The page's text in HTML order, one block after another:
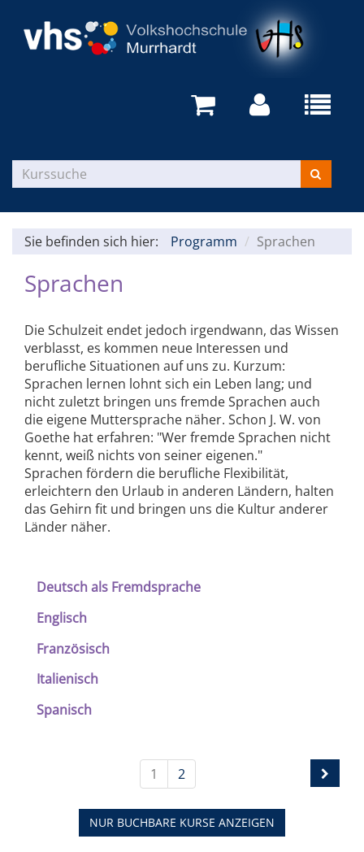
Sie befinden sich hier: Programm Sprachen
Sprachen
Die Schulzeit endet jedoch irgendwann, das Wissen
verblasst, es kommen neue Interessen und
berufliche Situationen auf uns zu. Kurzum:
Sprachen lernen lohnt sich ein Leben lang; und
nicht zuletzt bringen uns fremde Sprachen auch
die eigene Muttersprache näher. Schon J. W. von
Goethe hat erfahren: "Wer fremde Sprachen nicht
kennt, weiß nichts von seiner eigenen."
Sprachen fördern die berufliche Flexibilität,
erleichtern den Urlaub in anderen Ländern, halten
das Gehirn fit und bringen uns die Kultur anderer
Länder näher.
Deutsch als Fremdsprache
Englisch
Französisch
Italienisch
Spanisch
1 2
NUR BUCHBARE KURSE ANZEIGEN